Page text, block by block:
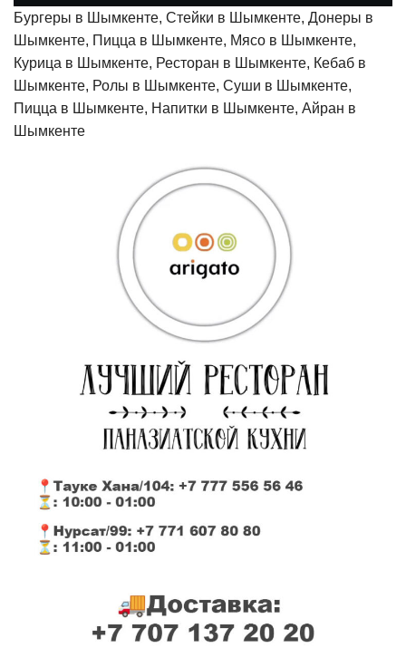
Бургеры в Шымкенте, Стейки в Шымкенте, Донеры в
Шымкенте, Пицца в Шымкенте, Мясо в Шымкенте,
Курица в Шымкенте, Ресторан в Шымкенте, Кебаб в
Шымкенте, Ролы в Шымкенте, Суши в Шымкенте,
Пицца в Шымкенте, Напитки в Шымкенте, Айран в
Шымкенте